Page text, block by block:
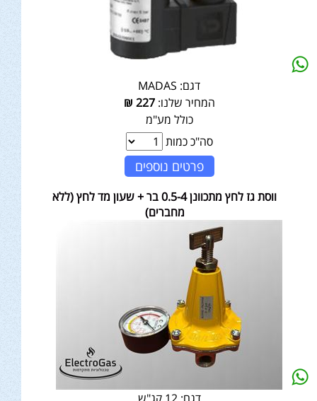
דגם: MADAS
המחיר שלנו:227
₪
כולל מע"מ
סה"כ כמות
פרטים נוספים
ווסת גז לחץ מתכוונן 0.5-4 בר + שעון מד לחץ (ללא
מחברים)